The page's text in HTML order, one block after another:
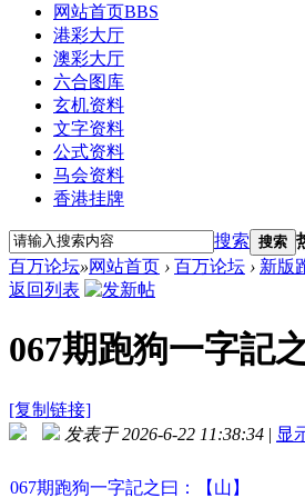
网站首页BBS
港彩大厅
澳彩大厅
六合图库
玄机资料
文字资料
公式资料
马会资料
香港挂牌
搜索 搜索
百万论坛»网站首页 › 百万论坛 › 新版
返回列表
067期跑狗一字記
[复制链接]
发表于 2026-6-22 11:38:34 | 显
067期跑狗一字記之曰：【山】